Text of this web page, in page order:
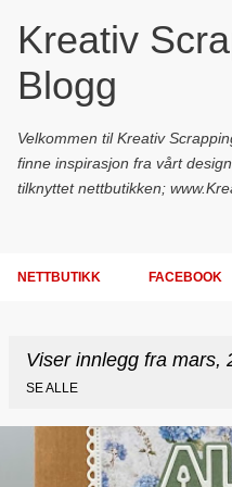
Gå til
Kreativ
Blogg
Velkommen til Kreativ
finne inspirasjon fra vårt
tilknyttet nettbutikken;
NETTBUTIKK FACEBOOK
Viser innlegg fra mars,
SE ALLE